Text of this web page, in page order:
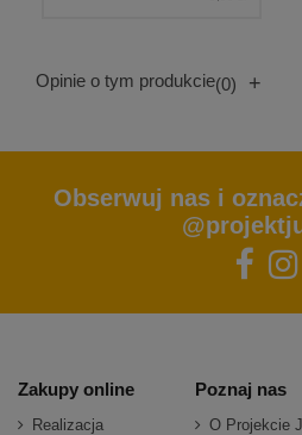
Opinie o tym produkcie(0) +
Obserwuj nas i
Zakupy online
Realizacja
Poznaj nas
O Projekcie